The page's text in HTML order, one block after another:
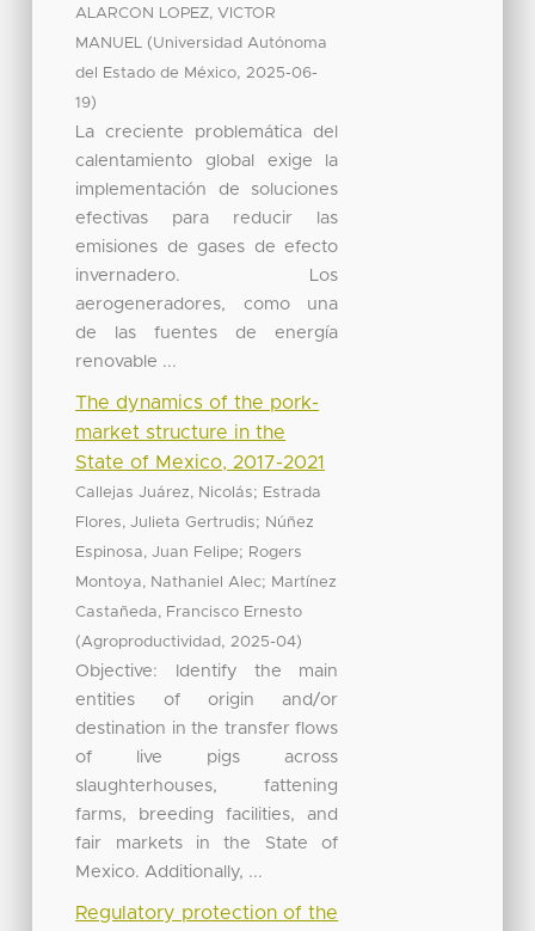
ALARCON LOPEZ, VICTOR
MANUEL (Universidad Autónoma
del Estado de México, 2025-06-
19)
La creciente problemática del
calentamiento global exige la
implementación de soluciones
efectivas para reducir las
emisiones de gases de efecto
invernadero. Los
aerogeneradores, como una
de las fuentes de energía
renovable ...
The dynamics of the pork-
market structure in the
State of Mexico, 2017-2021
Callejas Juárez, Nicolás; Estrada
Flores, Julieta Gertrudis; Núñez
Espinosa, Juan Felipe; Rogers
Montoya, Nathaniel Alec; Martínez
Castañeda, Francisco Ernesto
(Agroproductividad, 2025-04)
Objective: Identify the main
entities of origin and/or
destination in the transfer flows
of live pigs across
slaughterhouses, fattening
farms, breeding facilities, and
fair markets in the State of
Mexico. Additionally, ...
Regulatory protection of the